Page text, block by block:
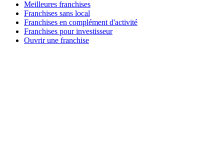
Meilleures franchises
Franchises sans local
Franchises en complément d'activité
Franchises pour investisseur
Ouvrir une franchise